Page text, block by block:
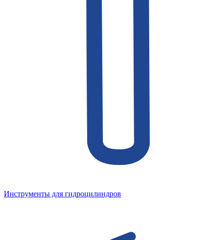
Инструменты для гидроцилиндров